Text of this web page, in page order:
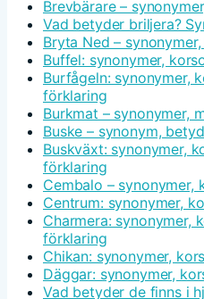
Brevbärare –
Vad betyder briljera?
Bryta Ned –
Buffel: synonymer,
Burfågeln: synonymer,
förklaring
Burkmat – synonymer,
Buske – synonym,
Buskväxt: synonymer,
förklaring
Cembalo –
Centrum: synonymer,
Charmera: synonymer,
förklaring
Chikan: synonymer,
Däggar: synonymer,
Vad betyder de finns i